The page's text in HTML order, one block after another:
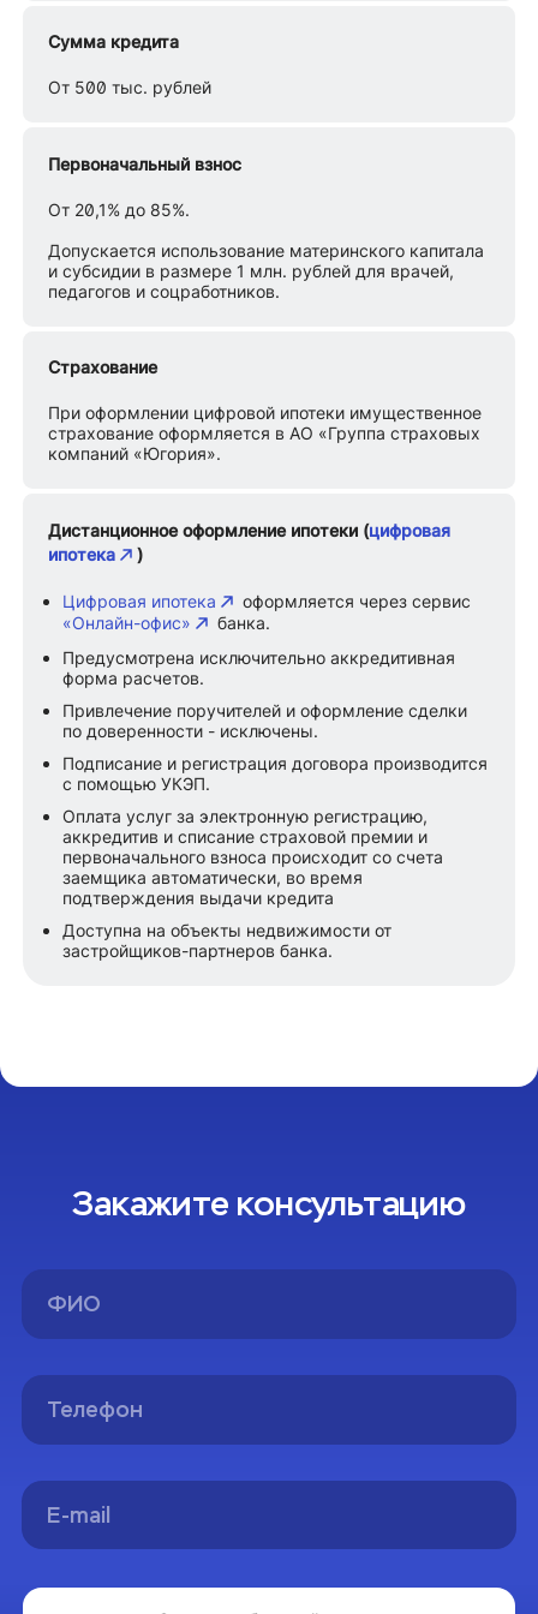
Сумма кредита
От 500 тыс. рублей
Первоначальный взнос
От 20,1% до 85%.
Допускается использование материнского капитала
и субсидии в размере 1 млн. рублей для врачей,
педагогов и соцработников.
Страхование
При оформлении цифровой ипотеки имущественное
страхование оформляется в АО «Группа страховых
компаний «Югория».
Дистанционное оформление ипотеки (цифровая
ипотека
)
Цифровая ипотека
оформляется через сервис
«Онлайн-офис»
банка.
Предусмотрена исключительно аккредитивная
форма расчетов.
Привлечение поручителей и оформление сделки
по доверенности - исключены.
Подписание и регистрация договора производится
с помощью УКЭП.
Оплата услуг за электронную регистрацию,
аккредитив и списание страховой премии и
первоначального взноса происходит со счета
заемщика автоматически, во время
подтверждения выдачи кредита
Доступна на объекты недвижимости от
застройщиков-партнеров банка.
Закажите консультацию
На главную